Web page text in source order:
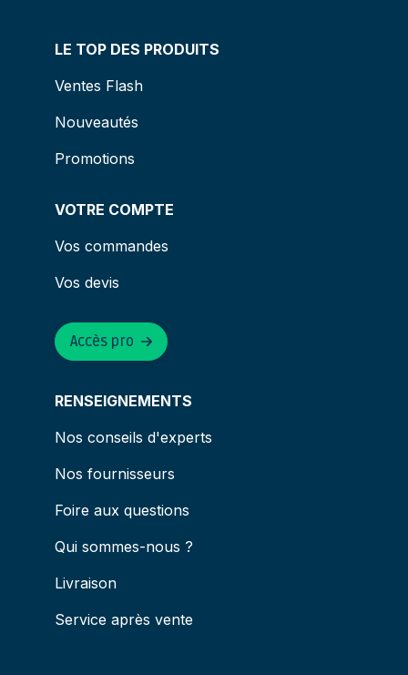
LE TOP DES PRODUITS
Ventes Flash
Nouveautés
Promotions
VOTRE COMPTE
Vos commandes
Vos devis
RENSEIGNEMENTS
Nos conseils d'experts
Nos fournisseurs
Foire aux questions
Qui sommes-nous ?
Livraison
Service après vente
Accès pro